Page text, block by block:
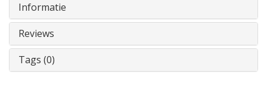
Informatie
Reviews
Tags (0)